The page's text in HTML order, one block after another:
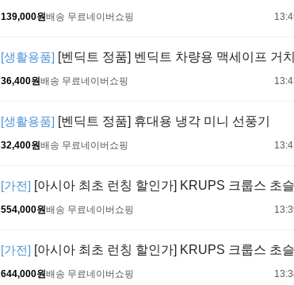
139,000원배송 무료네이버쇼핑
[생활용품] [벤딕트 정품] 벤딕트 차량용 맥세이프 거
36,400원배송 무료네이버쇼핑
[생활용품] [벤딕트 정품] 휴대용 냉각 미니 선풍기
32,400원배송 무료네이버쇼핑
[가전] [아시아 최초 런칭 할인가] KRUPS 크룹스 초
554,000원배송 무료네이버쇼핑
[가전] [아시아 최초 런칭 할인가] KRUPS 크룹스 초
644,000원배송 무료네이버쇼핑